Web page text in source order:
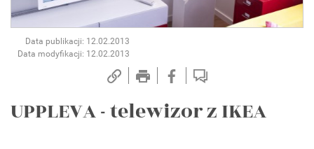
Data publikacji: 12.02.2013
Data modyfikacji: 12.02.2013
UPPLEVA - telewizor z IKEA